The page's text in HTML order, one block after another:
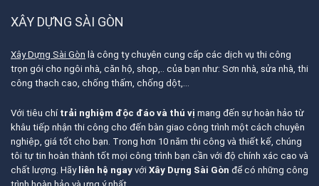
XÂY DỰNG SÀI GÒN
Xây Dựng Sài Gòn là công ty chuyên cung cấp các dịch vụ thi công
trọn gói cho ngôi nhà, căn hộ, shop,.. của bạn như: Sơn nhà, sửa nhà, thi
công thạch cao, chống thấm, chống dột,…
Với tiêu chí trải nghiệm độc đáo và thú vị mang đến sự hoàn hảo từ
khâu tiếp nhận thi công cho đến bàn giao công trình một cách chuyên
nghiệp, giá tốt cho bạn. Trong hơn 10 năm thi công và thiết kế, chúng
tôi tự tin hoàn thành tốt mọi công trình bạn cần với độ chính xác cao và
chất lượng. Hãy liên hệ ngay với Xây Dựng Sài Gòn để có những công